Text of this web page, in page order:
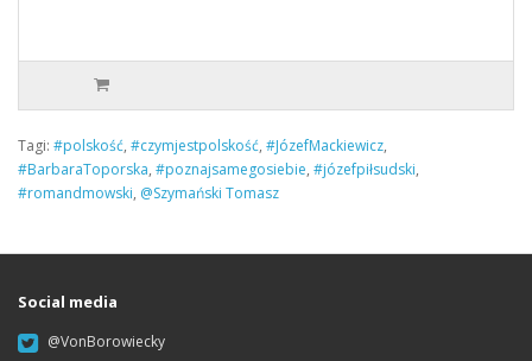
Tagi: #polskość, #czymjestpolskość, #JózefMackiewicz,
#BarbaraToporska, #poznajsamegosiebie, #józefpiłsudski,
#romandmowski, @Szymański Tomasz
Social media
@VonBorowiecky